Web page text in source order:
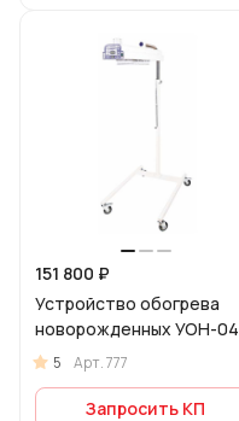
151 800 ₽
Устройство обогрева
новорожденных УОН-04
5 Арт.777
Запросить КП